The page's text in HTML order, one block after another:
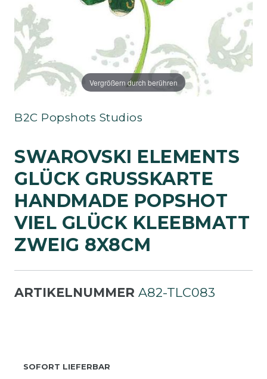
Vergrößern durch berühren
B2C Popshots Studios
SWAROVSKI ELEMENTS
GLÜCK GRUSSKARTE H
ANDMADE POPSHOT V
IEL GLÜCK KLEEBMATT Z
WEIG 8X8CM
ARTIKELNUMMER A82-TLC083
SOFORT LIEFERBAR